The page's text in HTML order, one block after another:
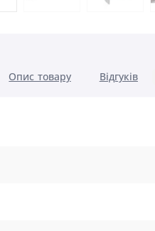
Опис товару Відгуків